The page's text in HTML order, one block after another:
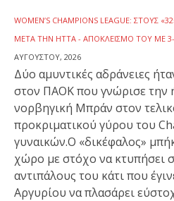
WOMEN’S CHAMPIONS LEAGUE: ΣΤΟΥΣ
ΜΕΤΆ ΤΗΝ ΉΤΤΑ - ΑΠΟΚΛΕΙΣΜΌ ΤΟΥ ΜΕ
ΑΥΓΟΎΣΤΟΥ, 2026
Δύο αμυντικές αδράνειες
στον ΠΑΟΚ που γνώρισε την
νορβηγική Μπράν στον
προκριματικού γύρου του
γυναικών.Ο «δικέφαλος»
χώρο με στόχο να κτυπήσει
αντιπάλους του κάτι που
Αργυρίου να πλασάρει